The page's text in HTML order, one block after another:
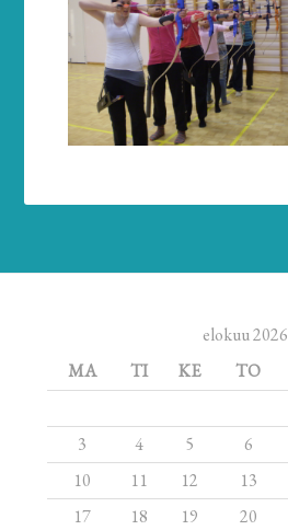
elokuu 2026
MA
TI KE TO
3
4 5 6
10
11 12 13
17
18 19 20